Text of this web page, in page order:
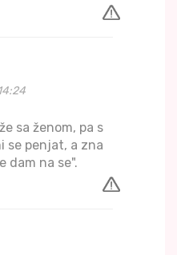
sa ženom, pa s
se penjat, a zna
dam na se".